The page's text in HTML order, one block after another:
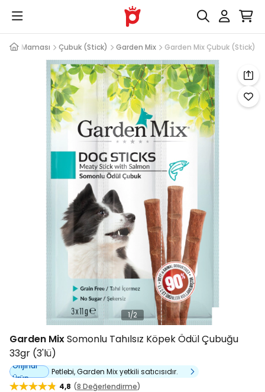
Ödül Maması Çubuk (Stick) Garden Mix Garden Mix Çubuk (Stick)
1/2
Garden MixSomonlu Tahılsız Köpek Ödül Çubuğu
33gr (3'lü)
Orijinal
Ürün
Petlebi, Garden Mix yetkili satıcısıdır.
4,8
8 Değerlendirme